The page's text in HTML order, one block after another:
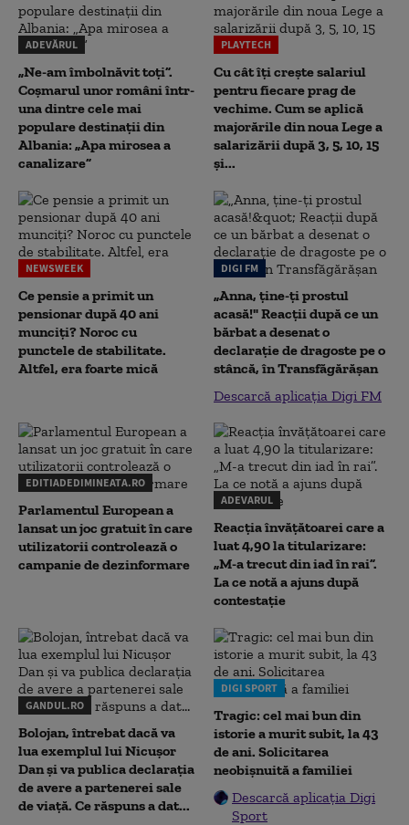
ADEVĂRUL
„Ne-am îmbolnăvit toți”.
Coșmarul unor români într-
una dintre cele mai
populare destinații din
Albania: „Apa mirosea a
canalizare”
PLAYTECH
Cu cât îți crește salariul
pentru fiecare prag de
vechime. Cum se aplică
majorările din noua Lege a
salarizării după 3, 5, 10, 15
și...
NEWSWEEK
Ce pensie a primit un
pensionar după 40 ani
munciți? Noroc cu
punctele de stabilitate.
Altfel, era foarte mică
DIGI FM
„Anna, ţine-ţi prostul
acasă!" Reacţii după ce un
bărbat a desenat o
declaraţie de dragoste pe o
stâncă, în Transfăgărăşan
Descarcă aplicația Digi FM
EDITIADEDIMINEATA.RO
Parlamentul European a
lansat un joc gratuit în care
utilizatorii controlează o
campanie de dezinformare
ADEVARUL
Reacția învățătoarei care a
luat 4,90 la titularizare:
„M-a trecut din iad în rai”.
La ce notă a ajuns după
contestație
GANDUL.RO
Bolojan, întrebat dacă va
lua exemplul lui Nicușor
Dan și va publica declarația
de avere a partenerei sale
de viață. Ce răspuns a dat...
DIGI SPORT
Tragic: cel mai bun din
istorie a murit subit, la 43
de ani. Solicitarea
neobișnuită a familiei
Descarcă aplicația Digi
Sport